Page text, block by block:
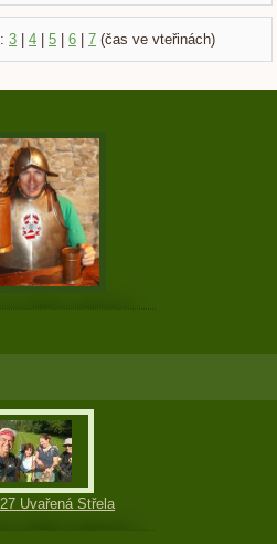
3 | 4 | 5 | 6 | 7 (čas ve vteřinách)
Uvařená Střela